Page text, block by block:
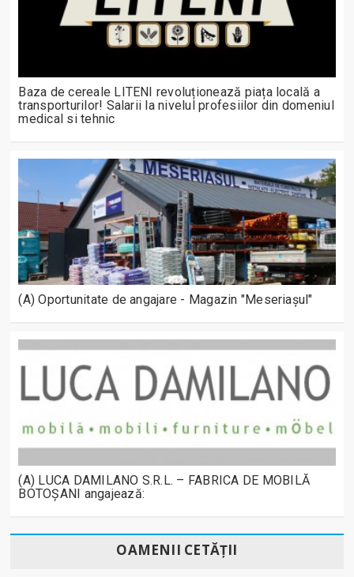
Baza de cereale LITENI revoluționează piața locală a
transporturilor! Salarii la nivelul profesiilor din domeniul
medical si tehnic
(A) Oportunitate de angajare - Magazin "Meseriașul"
(A) LUCA DAMILANO S.R.L. – FABRICA DE MOBILĂ
BOTOȘANI angajează:
OAMENII CETĂȚII